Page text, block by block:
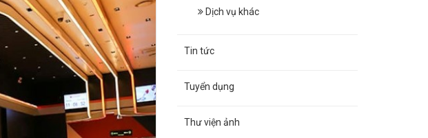
Dịch vụ khác
Tin tức
Tuyển dụng
Thư viện ảnh